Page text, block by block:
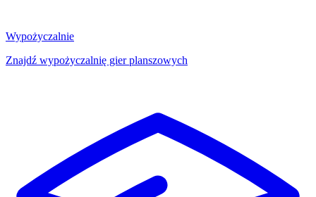
Wypożyczalnie
Znajdź wypożyczalnię gier planszowych